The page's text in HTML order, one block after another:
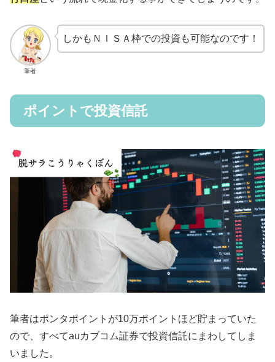
筆者
しかもＮＩＳＡ枠での投資も可能なのです！
ポイントで投資信託
筆者はポンタポイントが10万ポイントほど貯まっていた
ので、すべてauカブコム証券で投資信託にまわしてしま
いました。